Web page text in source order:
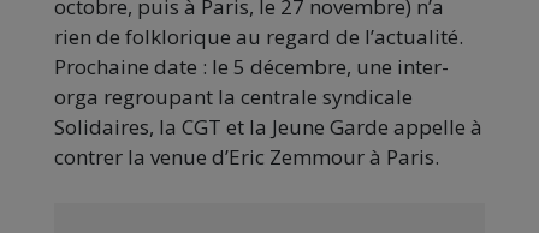
octobre, puis à Paris, le 27 novembre) n’a
rien de folklorique au regard de l’actualité.
Prochaine date : le 5 décembre, une inter-
orga regroupant la centrale syndicale
Solidaires, la CGT et la Jeune Garde appelle à
contrer la venue d’Eric Zemmour à Paris.